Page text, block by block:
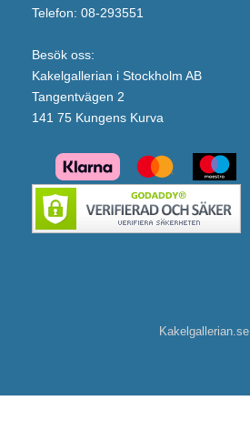
Telefon: 08-293551
Besök oss:
Kakelgallerian i Stockholm AB
Tangentvägen 2
141 75 Kungens Kurva
Kakelgallerian.se